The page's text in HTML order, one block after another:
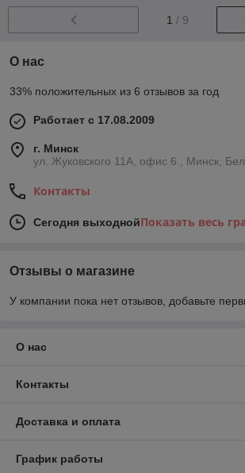
1 / 9
О нас
33% положительных из 6 отзывов за год
Работает с 17.08.2009
г. Минск
ул. Жуковского 11А, офис 6., Минск,
Контакты
Сегодня выходнойПоказать весь
Отзывы о магазине
У компании пока нет отзывов, добавьте
О нас
Контакты
Доставка и оплата
График работы